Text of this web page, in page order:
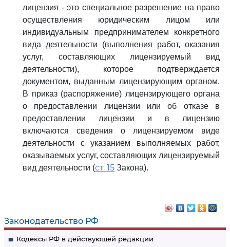
Законодательство РФ
Кодексы РФ в действующей редакции
лицензия - это специальное разрешение на право
осуществления юридическим лицом или
индивидуальным предпринимателем конкретного
вида деятельности (выполнения работ, оказания
услуг, составляющих лицензируемый вид
деятельности), которое подтверждается
документом, выданным лицензирующим органом.
В приказ (распоряжение) лицензирующего органа
о предоставлении лицензии или об отказе в
предоставлении лицензии и в лицензию
включаются сведения о лицензируемом виде
деятельности с указанием выполняемых работ,
оказываемых услуг, составляющих лицензируемый
вид деятельности (ст. 15 Закона).